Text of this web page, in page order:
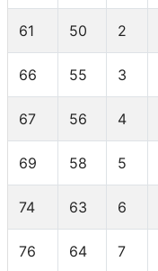
61 50 2
66 55 3
67 56 4
69 58 5
74 63 6
76 64 7